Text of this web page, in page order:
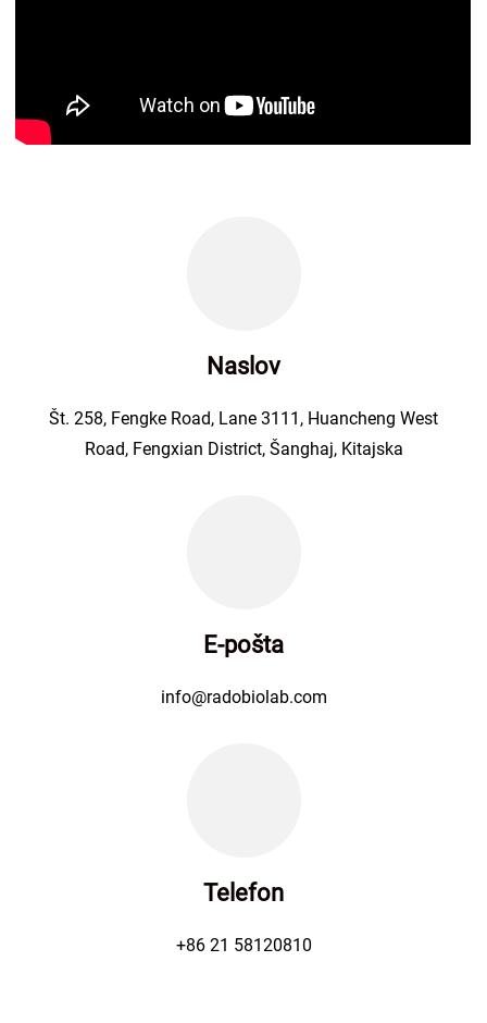
Naslov
Št. 258, Fengke Road, Lane 3111, Huancheng West
Road, Fengxian District, Šanghaj, Kitajska
E-pošta
info@radobiolab.com
Telefon
+86 21 58120810